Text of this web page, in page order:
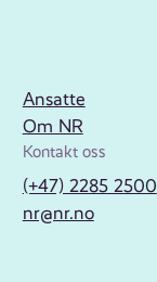
Ansatte
Om NR
Kontakt oss
(+47) 2285 2500
nr@nr.no